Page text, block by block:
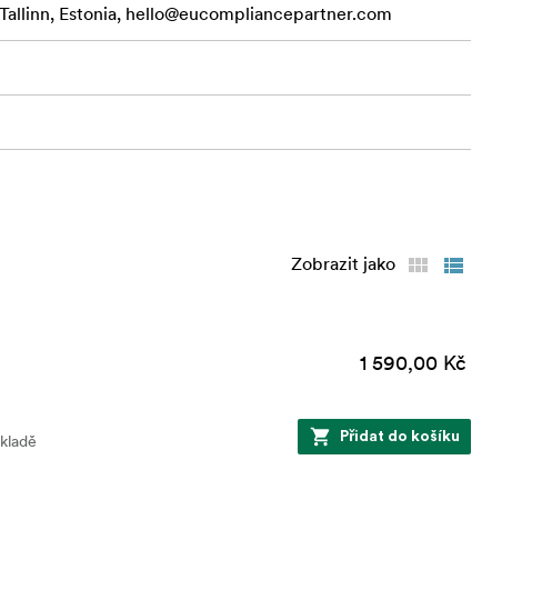
Estonia, hello@eucompliancepartner.com
Zobrazit jako
1 590,00 Kč
Přidat do košíku